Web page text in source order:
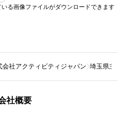
る画像ファイルがダウンロードできます
会社アクティビティジャパン 埼玉県主催
社概要